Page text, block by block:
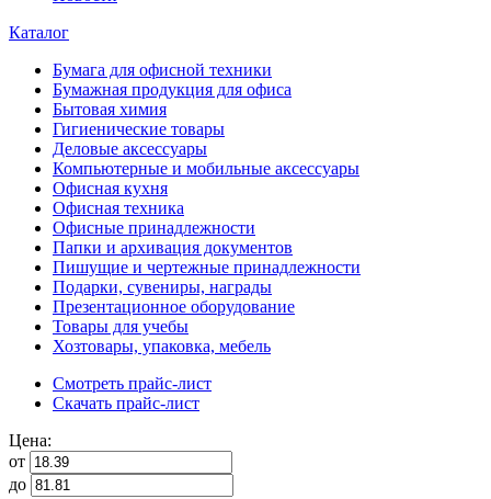
Каталог
Бумага для офисной техники
Бумажная продукция для офиса
Бытовая химия
Гигиенические товары
Деловые аксессуары
Компьютерные и мобильные аксессуары
Офисная кухня
Офисная техника
Офисные принадлежности
Папки и архивация документов
Пишущие и чертежные принадлежности
Подарки, сувениры, награды
Презентационное оборудование
Товары для учебы
Хозтовары, упаковка, мебель
Смотреть прайс-лист
Скачать прайс-лист
Цена:
от
до